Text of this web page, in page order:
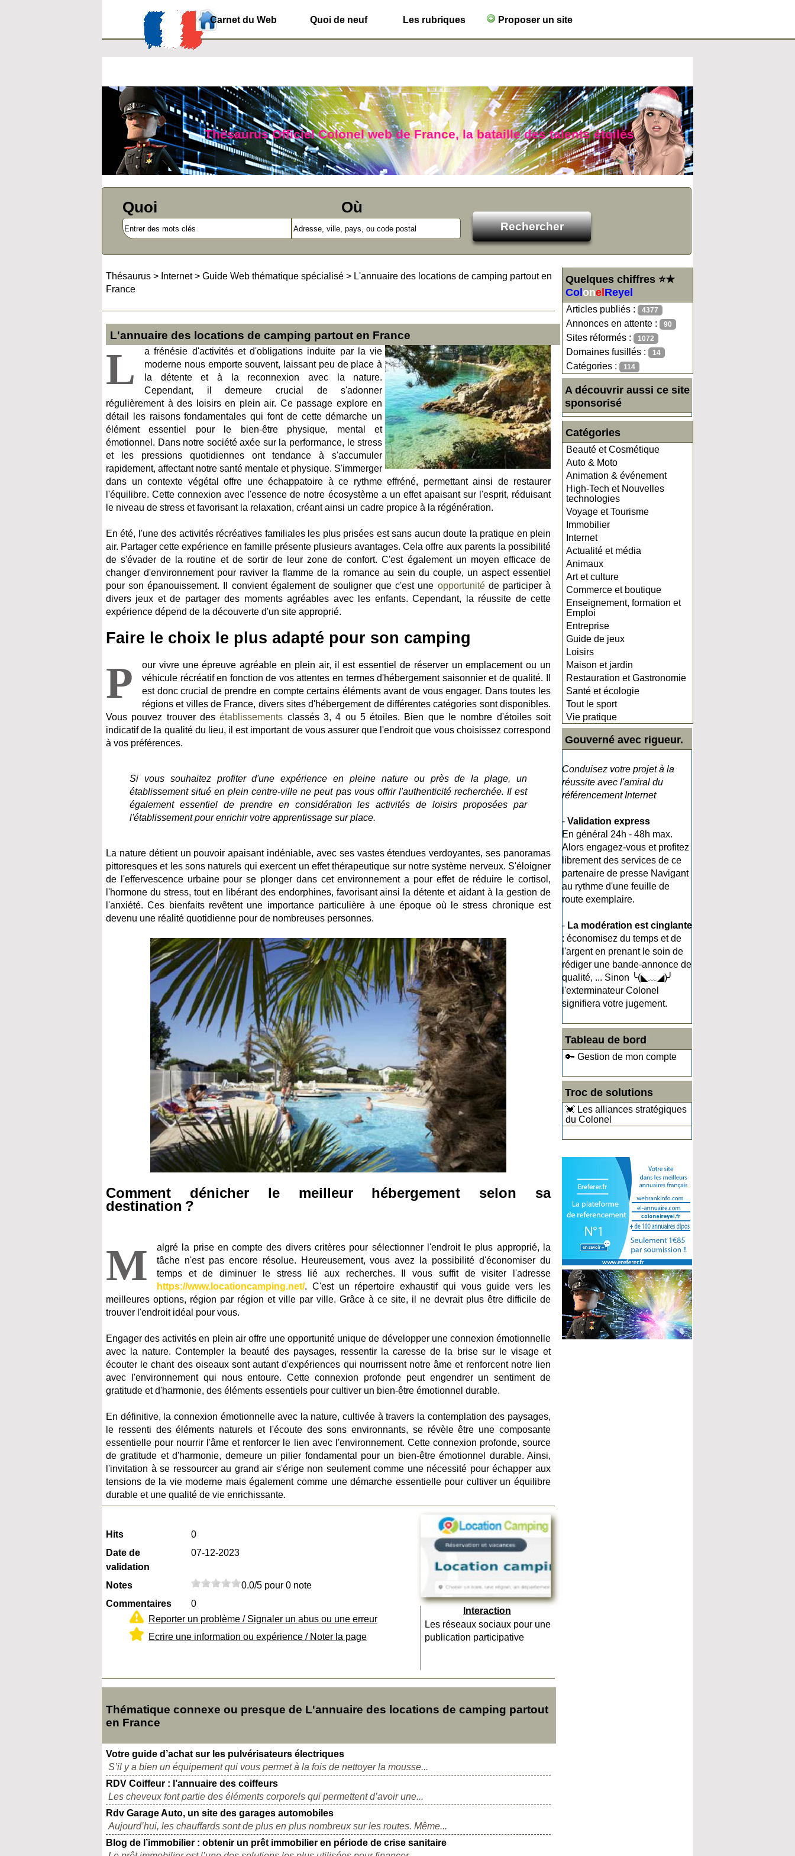
Carnet du Web Quoi de neuf Les rubriques Proposer un site
Thésaurus Officiel Colonel web de France, la bataille des talents étoilés
Quoi Où
Quelques chiffres ⭐★
Col onel Reyel
Articles publiés : 4377
Annonces en attente : 90
Sites réformés : 1072
Domaines fusillés : 14
Catégories : 114
A découvrir aussi ce site
sponsorisé
Catégories
Beauté et Cosmétique
Auto & Moto
Animation & événement
High-Tech et Nouvelles
technologies
Voyage et Tourisme
Immobilier
Internet
Actualité et média
Animaux
Art et culture
Commerce et boutique
Enseignement, formation et
Emploi
Entreprise
Guide de jeux
Loisirs
Maison et jardin
Restauration et Gastronomie
Santé et écologie
Tout le sport
Vie pratique
Gouverné avec rigueur.
Conduisez votre projet à la
réussite avec l'amiral du
référencement Internet
- Validation express
En général 24h - 48h max.
Alors engagez-vous et profitez
librement des services de ce
partenaire de presse Navigant
au rythme d'une feuille de
route exemplaire.
- La modération est cinglante
: économisez du temps et de
l'argent en prenant le soin de
rédiger une bande-annonce de
qualité, ... Sinon ╰(◣﹏◢)╯
l'exterminateur Colonel
signifiera votre jugement.
Tableau de bord
🔑 Gestion de mon compte
Troc de solutions
💓 Les alliances stratégiques
du Colonel
Thésaurus > Internet> Guide Web thématique spécialisé > L'annuaire des locations de camping partout en
France
L'annuaire des locations de camping partout en France
L
a frénésie d'activités et d'obligations induite par la vie
moderne nous emporte souvent, laissant peu de place à
la détente et à la reconnexion avec la nature.
Cependant, il demeure crucial de s'adonner
régulièrement à des loisirs en plein air. Ce passage explore en
détail les raisons fondamentales qui font de cette démarche un
élément essentiel pour le bien-être physique, mental et
émotionnel. Dans notre société axée sur la performance, le stress
et les pressions quotidiennes ont tendance à s'accumuler
rapidement, affectant notre santé mentale et physique. S'immerger
dans un contexte végétal offre une échappatoire à ce rythme effréné, permettant ainsi de restaurer
l'équilibre. Cette connexion avec l'essence de notre écosystème a un effet apaisant sur l'esprit, réduisant
le niveau de stress et favorisant la relaxation, créant ainsi un cadre propice à la régénération.
En été, l'une des activités récréatives familiales les plus prisées est sans aucun doute la pratique en plein
air. Partager cette expérience en famille présente plusieurs avantages. Cela offre aux parents la possibilité
de s'évader de la routine et de sortir de leur zone de confort. C'est également un moyen efficace de
changer d'environnement pour raviver la flamme de la romance au sein du couple, un aspect essentiel
pour son épanouissement. Il convient également de souligner que c'est une opportunitéde participer à
divers jeux et de partager des moments agréables avec les enfants. Cependant, la réussite de cette
expérience dépend de la découverte d'un site approprié.
Faire le choix le plus adapté pour son camping
P
our vivre une épreuve agréable en plein air, il est essentiel de réserver un emplacement ou un
véhicule récréatif en fonction de vos attentes en termes d'hébergement saisonnier et de qualité. Il
est donc crucial de prendre en compte certains éléments avant de vous engager. Dans toutes les
régions et villes de France, divers sites d'hébergement de différentes catégories sont disponibles.
Vous pouvez trouver desétablissements classés 3, 4 ou 5 étoiles. Bien que le nombre d'étoiles soit
indicatif de la qualité du lieu, il est important de vous assurer que l'endroit que vous choisissez correspond
à vos préférences.
Si vous souhaitez profiter d'une expérience en pleine nature ou près de la plage, un
établissement situé en plein centre-ville ne peut pas vous offrir l'authenticité recherchée. Il est
également essentiel de prendre en considération les activités de loisirs proposées par
l'établissement pour enrichir votre apprentissage sur place.
La nature détient un pouvoir apaisant indéniable, avec ses vastes étendues verdoyantes, ses panoramas
pittoresques et les sons naturels qui exercent un effet thérapeutique sur notre système nerveux. S'éloigner
de l'effervescence urbaine pour se plonger dans cet environnement a pour effet de réduire le cortisol,
l'hormone du stress, tout en libérant des endorphines, favorisant ainsi la détente et aidant à la gestion de
l'anxiété. Ces bienfaits revêtent une importance particulière à une époque où le stress chronique est
devenu une réalité quotidienne pour de nombreuses personnes.
Comment dénicher le meilleur hébergement selon sa
destination ?
M
algré la prise en compte des divers critères pour sélectionner l'endroit le plus approprié, la
tâche n'est pas encore résolue. Heureusement, vous avez la possibilité d'économiser du
temps et de diminuer le stress lié aux recherches. Il vous suffit de visiter l'adresse
https://www.locationcamping.net/. C'est un répertoire exhaustif qui vous guide vers les
meilleures options, région par région et ville par ville. Grâce à ce site, il ne devrait plus être difficile de
trouver l'endroit idéal pour vous.
Engager des activités en plein air offre une opportunité unique de développer une connexion émotionnelle
avec la nature. Contempler la beauté des paysages, ressentir la caresse de la brise sur le visage et
écouter le chant des oiseaux sont autant d'expériences qui nourrissent notre âme et renforcent notre lien
avec l'environnement qui nous entoure. Cette connexion profonde peut engendrer un sentiment de
gratitude et d'harmonie, des éléments essentiels pour cultiver un bien-être émotionnel durable.
En définitive, la connexion émotionnelle avec la nature, cultivée à travers la contemplation des paysages,
le ressenti des éléments naturels et l'écoute des sons environnants, se révèle être une composante
essentielle pour nourrir l'âme et renforcer le lien avec l'environnement. Cette connexion profonde, source
de gratitude et d'harmonie, demeure un pilier fondamental pour un bien-être émotionnel durable. Ainsi,
l'invitation à se ressourcer au grand air s'érige non seulement comme une nécessité pour échapper aux
tensions de la vie moderne mais également comme une démarche essentielle pour cultiver un équilibre
durable et une qualité de vie enrichissante.
Hits
0
Date de
validation
07-12-2023
Notes
0.0/5 pour 0 note
Commentaires
0
Reporter un problème / Signaler un abus ou une erreur
Ecrire une information ou expérience / Noter la page
Interaction
Les réseaux sociaux pour une
publication participative
Thématique connexe ou presque de L'annuaire des locations de camping partout
en France
Votre guide d’achat sur les pulvérisateurs électriques
S’il y a bien un équipement qui vous permet à la fois de nettoyer la mousse...
RDV Coiffeur : l’annuaire des coiffeurs
Les cheveux font partie des éléments corporels qui permettent d’avoir une...
Rdv Garage Auto, un site des garages automobiles
Aujourd’hui, les chauffards sont de plus en plus nombreux sur les routes. Même...
Blog de l’immobilier : obtenir un prêt immobilier en période de crise sanitaire